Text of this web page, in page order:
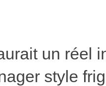
un réel
style